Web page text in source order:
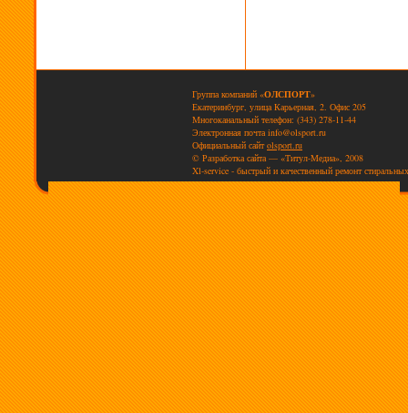
Группа компаний «ОЛСПОРТ»
Екатеринбург, улица Карьерная, 2. Офис 205
Многоканальный телефон: (343) 278-11-44
Электронная почта info@olsport.ru
Официальный сайтolsport.ru
© Разработка сайта — «Титул-Медиа», 2008
Xl-service - быстрый и качественный ремонт